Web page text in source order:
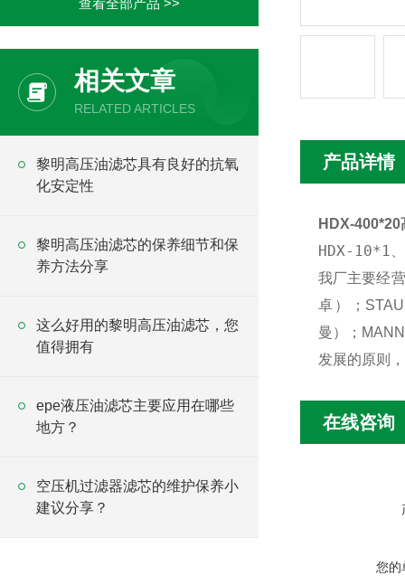
查看全部产品 >>
相关文章
RELATED ARTICLES
黎明高压油滤芯具有良好的抗氧
化安定性
黎明高压油滤芯的保养细节和保
养方法分享
这么好用的黎明高压油滤芯，您
值得拥有
epe液压油滤芯主要应用在哪些
地方？
空压机过滤器滤芯的维护保养小
建议分享？
产品详情
HDX-400*20
HDX-10*1
我厂主要经
卓）；
曼）；
发展的原则
在线咨询
您的